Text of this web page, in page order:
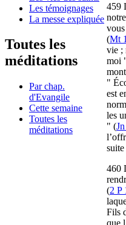
Les témoignages
La messe expliquée
Toutes les
méditations
Par chap.
d'Evangile
Cette semaine
Toutes les
méditations
459
(Mt
vie ;
moi
"
est
les
" (
460
(2 P
Fils
que